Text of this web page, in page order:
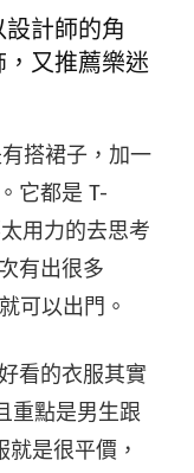
計師的角
又推薦樂迷
搭裙子，加一
它都是 T-
用力的去思考
有出很多
可以出門。
看的衣服其實
重點是男生跟
就是很平價，